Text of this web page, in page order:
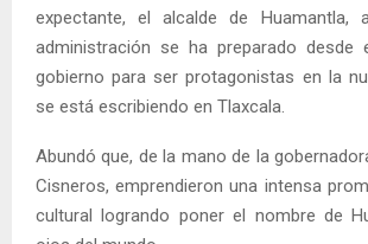
expectante, el alcalde de Huamantla,
administración se ha preparado desde
gobierno para ser protagonistas en la
se está escribiendo en Tlaxcala.
Abundó que, de la mano de la
Cisneros, emprendieron una intensa
cultural logrando poner el nombre de